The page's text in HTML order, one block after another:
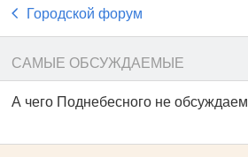
Городской форум
САМЫЕ ОБСУЖДАЕМЫЕ
А чего Поднебесного не обсуждаем